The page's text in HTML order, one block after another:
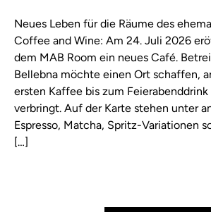
Neues Leben für die Räume des
Coffee and Wine: Am 24. Juli 2026
dem MAB Room ein neues Café.
Bellebna möchte einen Ort schaffen,
ersten Kaffee bis zum
verbringt. Auf der Karte stehen unter
Espresso, Matcha, Spritz-Variationen
[…]